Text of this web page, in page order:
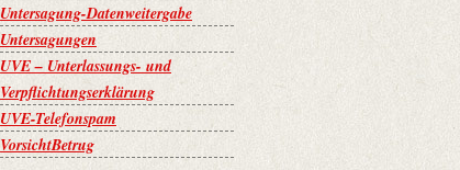
Untersagung-Datenweitergabe
Untersagungen
UVE – Unterlassungs- und
Verpflichtungserklärung
UVE-Telefonspam
VorsichtBetrug